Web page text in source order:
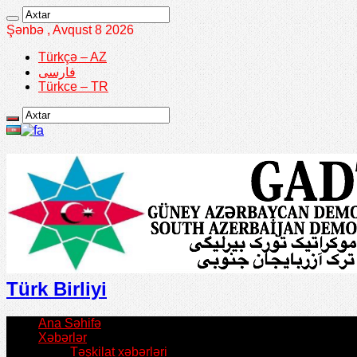
Şənbə , Avqust 8 2026
Türkçə – AZ
فارسی
Türkce – TR
Türk Birliyi
Ana Səhifə
Xəbərlər
Təşkilat xəbərləri